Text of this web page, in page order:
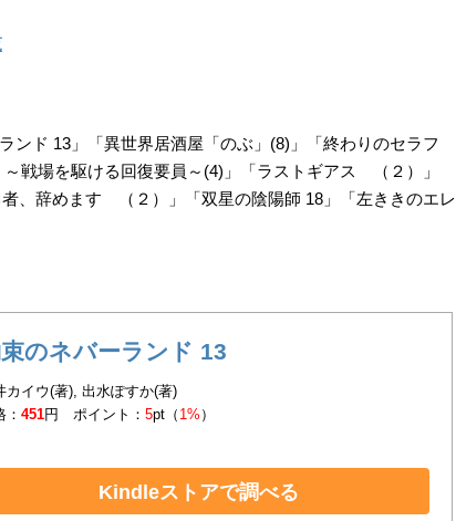
ンド 13」「異世界居酒屋「のぶ」(8)」「終わりのセラフ
戦場を駆ける回復要員～(4)」「ラストギアス （２）」
者、辞めます （２）」「双星の陰陽師 18」「左ききのエレ
のネバーランド 13
カイウ(著), 出水ぽすか(著)
：451円 ポイント：5pt（ 1% ）
Kindleストアで調べる